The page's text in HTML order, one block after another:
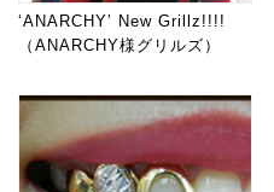
‘ANARCHY’ New Grillz!!!!
（ANARCHY様グリルズ）